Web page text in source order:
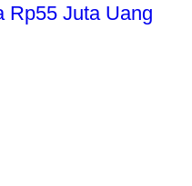
Rp55 Juta Uang